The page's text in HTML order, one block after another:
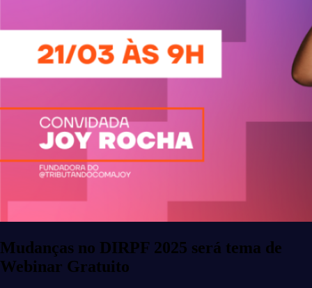
Mudanças no DIRPF 2025 será tema de
Webinar Gratuito